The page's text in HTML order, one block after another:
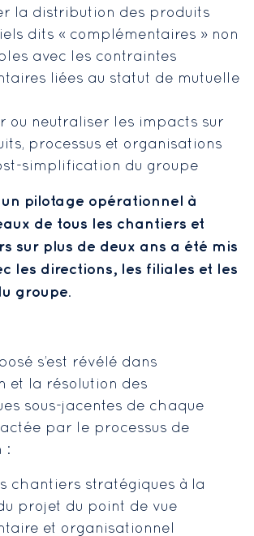
la distribution des produits
dits « complémentaires » non
avec les contraintes
liées au statut de mutuelle
ou neutraliser les impacts sur
processus et organisations
simplification du groupe
un pilotage opérationnel à
de tous les chantiers et
sur plus de deux ans a été mis
les directions, les filiales et les
groupe.
s’est révélé dans
et la résolution des
sous-jacentes de chaque
par le processus de
:
chantiers stratégiques à la
projet du point de vue
et organisationnel